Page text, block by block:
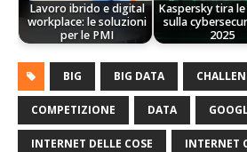
Lavoro ibrido e digital
workplace: le soluzioni
per le PMI
Kaspersky tira
sulla
2025
BIG BIG DATA
COMPETIZIONE DATA
INTERNET DELLE COSE INTERNET